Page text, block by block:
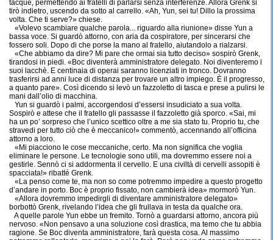
tacque, permettendo ai fratelli di parlarsi senza interferenze. Allora Grenk si
tirò indietro, uscendo da sotto al carrello. «Ah, Yun, sei tu! Dillo la prossima
volta. Che ti serve?» chiese.
«Volevo scambiare qualche parola... riguardo alla riunione» disse Yun a
bassa voce. Si guardò attorno, con aria da cospiratore, per sincerarsi che
fossero soli. Dopo di che porse la mano al fratello, aiutandolo a rialzarsi.
«Che abbiamo da dire? Mi pare che ormai sia tutto deciso» sospirò Grenk,
tirandosi in piedi. «Boc diventerà amministratore delegato. Noi diventeremo i
suoi lacchè. E centinaia di operai saranno licenziati in tronco. Dovranno
trasferirsi ad anni luce di distanza per trovare un altro impiego. È il progresso,
a quanto pare». Così dicendo si levò un fazzoletto di tasca e prese a pulirsi le
mani dall’olio di macchina.
Yun si guardò i palmi, accorgendosi d’essersi insudiciato a sua volta.
Sospirò e attese che il fratello gli passasse il fazzoletto già sporco. «Sai, mi
ha un po’ sorpreso che l’unico scettico oltre a me sia stato tu. Proprio tu, che
stravedi per tutto ciò che è meccanico!» commentò, accennando all’officina
attorno a loro.
«Mi piacciono le cose meccaniche, certo. Ma non significa che voglia
eliminare le persone. Le tecnologie sono utili, ma dovremmo essere noi a
gestirle. Sennò ci si addormenta il cervello. E una civiltà di cervelli assopiti è
spacciata!» ribatté Grenk.
«La penso come te, ma non so come potremmo impedire a questo progetto
d’andare in porto. Boc è proprio fissato, non cambierà idea» mormorò Yun.
«Allora dovremmo impedirgli di diventare amministratore delegato»
borbottò Grenk, rivelando l’idea che gli frullava in testa da qualche ora.
A quelle parole Yun ebbe un fremito. Tornò a guardarsi attorno, ancora più
nervoso. «Non pensavo a una soluzione così drastica, ma temo che tu abbia
ragione. Se Boc diventa amministratore, farà questa cosa. Al massimo